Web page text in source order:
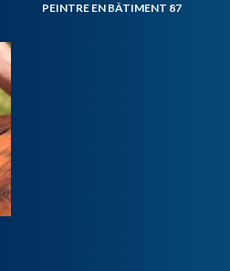
PEINTRE EN BÂTIMENT 87